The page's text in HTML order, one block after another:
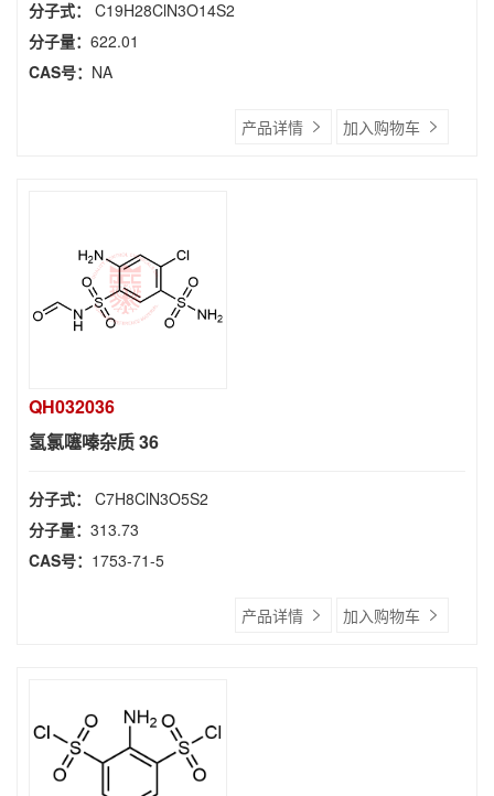
分子式： C19H28ClN3O14S2
分子量： 622.01
CAS号： NA
产品详情 加入购物车
QH032036
氢氯噻嗪杂质 36
分子式： C7H8ClN3O5S2
分子量： 313.73
CAS号： 1753-71-5
产品详情 加入购物车